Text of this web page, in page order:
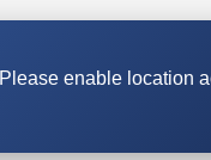
Please enable location